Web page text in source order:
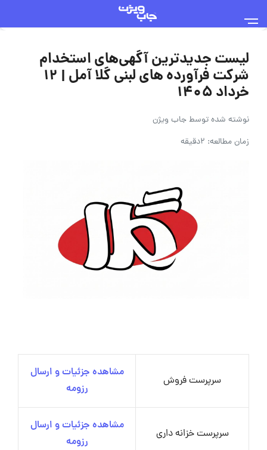
لیست جدیدترین آگهی‌های استخدام
شرکت فرآورده های لبنی گلا آمل | ۱۲
خرداد ۱۴۰۵
نوشته شده توسطجاب ویژن
زمان مطالعه: 2دقیقه
سرپرست فروش
مشاهده جزئیات و ارسال
رزومه
سرپرست خزانه داری
مشاهده جزئیات و ارسال
رزومه